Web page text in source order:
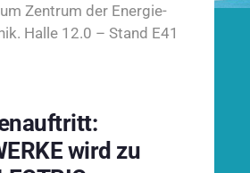
Zentrum der Energie-
Halle 12.0 – Stand E41
wird zu